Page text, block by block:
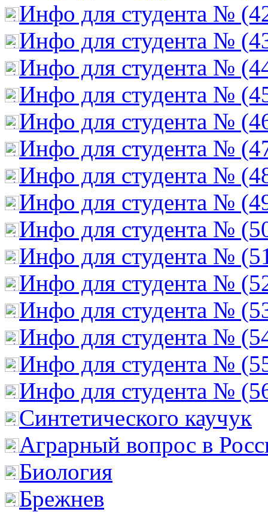
Инфо для студента №
Инфо для студента №
Инфо для студента №
Инфо для студента №
Инфо для студента №
Инфо для студента №
Инфо для студента №
Инфо для студента №
Инфо для студента №
Инфо для студента №
Инфо для студента №
Инфо для студента №
Инфо для студента №
Инфо для студента №
Инфо для студента №
Cинтетического каучук
Аграрный вопрос в
Биология
Брежнев